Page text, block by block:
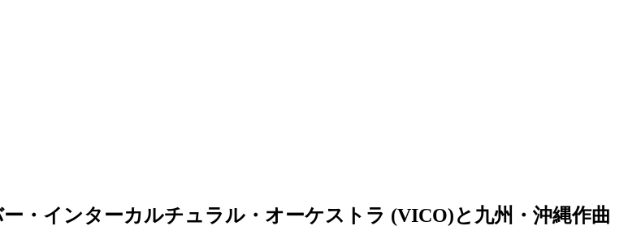
インターカルチュラル・オーケストラ (VICO)と九州・沖縄作曲